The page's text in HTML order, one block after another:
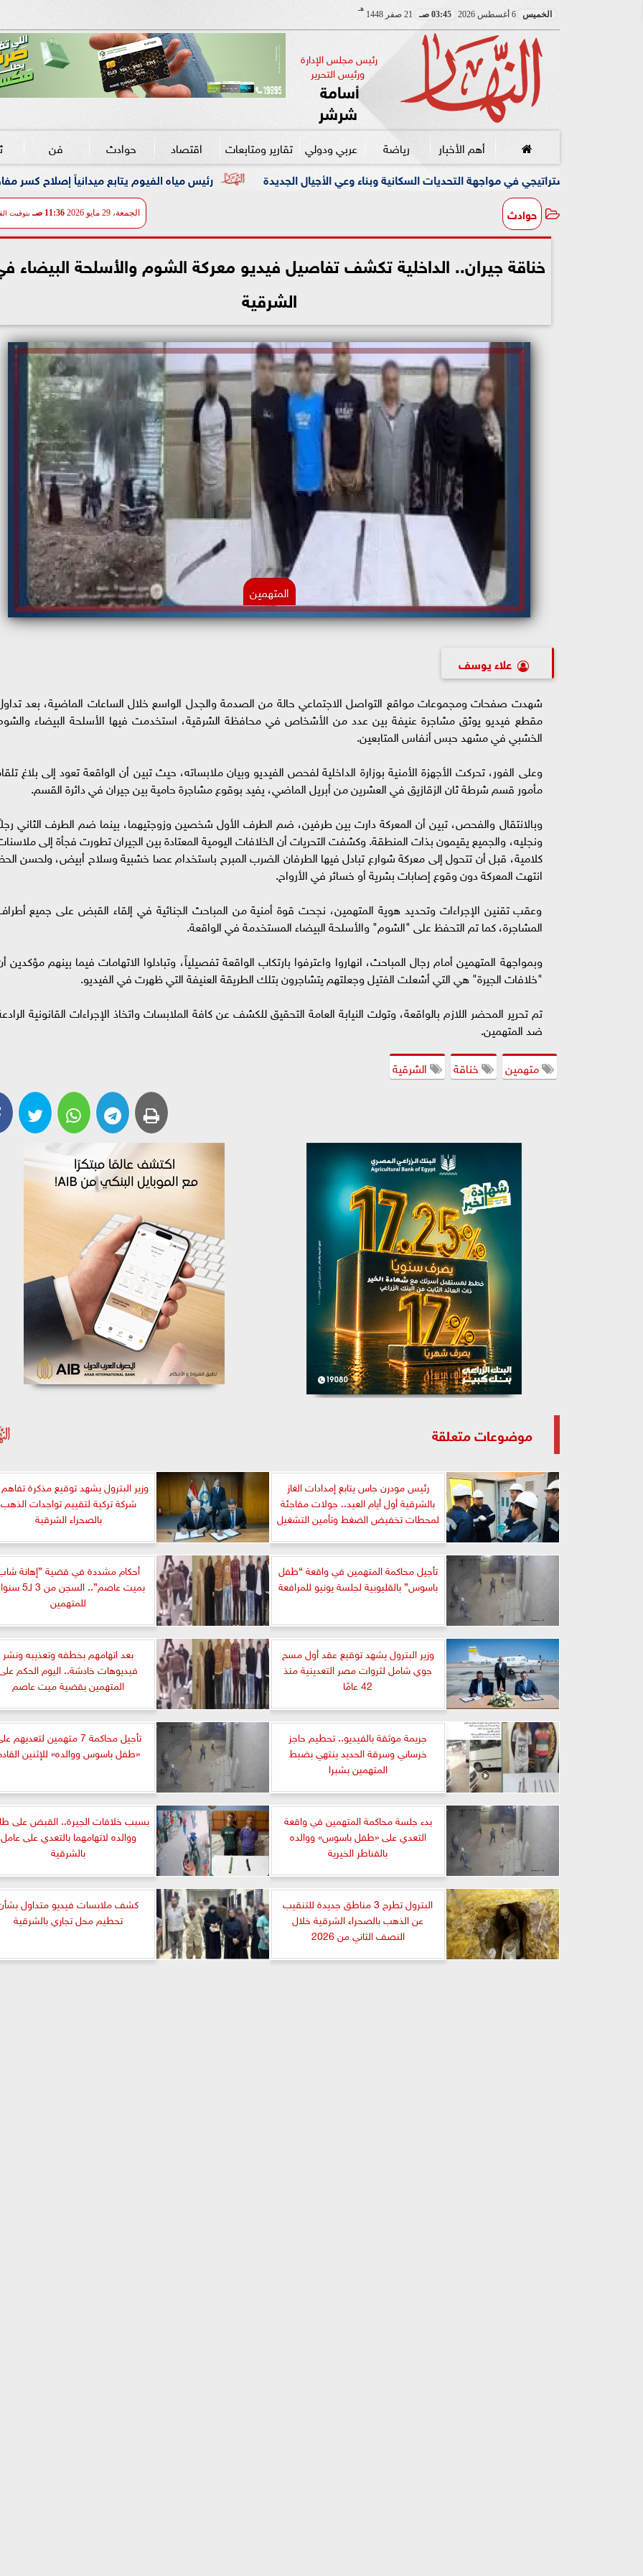
الخميس 6 أغسطس 2026 03:45 صـ 21 صفر 1448
هـ
رئيس مجلس الإدارة
ورئيس التحرير
أسامة
شرشر
أهم الأخبار رياضة عربي ودولي تقارير ومتابعات اقتصاد حوادث فن
رئيس مياه الفيوم يتابع ميدانياً إصلاح كسر مفاجئ بخط مياه رئيسي قطر في مواجهة التحديات السكانية وبناء وعي الأجيال الجديدة
حوادث الجمعة، 29 مايو 2026 11:36 صـ بتوقيت
خناقة جيران.. الداخلية تكشف تفاصيل فيديو معركة الشوم والأسلحة البيضاء
الشرقية
المتهمين
علاء يوسف
شهدت صفحات ومجموعات مواقع التواصل الاجتماعي حالة من الصدمة والجدل الواسع خلال الساعات الماضية، بعد
مقطع فيديو يوثق مشاجرة عنيفة بين عدد من الأشخاص في محافظة الشرقية، استخدمت فيها الأسلحة البيضاء
الخشبي في مشهد حبس أنفاس المتابعين.
وعلى الفور، تحركت الأجهزة الأمنية بوزارة الداخلية لفحص الفيديو وبيان ملابساته، حيث تبين أن الواقعة تعود إلى بلاغ
مأمور قسم شرطة ثان الزقازيق في العشرين من أبريل الماضي، يفيد بوقوع مشاجرة حامية بين جيران في دائرة القسم.
وبالانتقال والفحص، تبين أن المعركة دارت بين طرفين، ضم الطرف الأول شخصين وزوجتيهما، بينما ضم الطرف الثاني
ونجليه، والجميع يقيمون بذات المنطقة. وكشفت التحريات أن الخلافات اليومية المعتادة بين الجيران تطورت فجأة إلى
كلامية، قبل أن تتحول إلى معركة شوارع تبادل فيها الطرفان الضرب المبرح باستخدام عصا خشبية وسلاح أبيض، ولحسن
انتهت المعركة دون وقوع إصابات بشرية أو خسائر في الأرواح.
وعقب تقنين الإجراءات وتحديد هوية المتهمين، نجحت قوة أمنية من المباحث الجنائية في إلقاء القبض على جميع
المشاجرة، كما تم التحفظ على "الشوم" والأسلحة البيضاء المستخدمة في الواقعة.
وبمواجهة المتهمين أمام رجال المباحث، انهاروا واعترفوا بارتكاب الواقعة تفصيلياً، وتبادلوا الاتهامات فيما بينهم مؤكدين
"خلافات الجيرة" هي التي أشعلت الفتيل وجعلتهم يتشاجرون بتلك الطريقة العنيفة التي ظهرت في الفيديو.
تم تحرير المحضر اللازم بالواقعة، وتولت النيابة العامة التحقيق للكشف عن كافة الملابسات واتخاذ الإجراءات القانونية
ضد المتهمين.
متهمين
خناقة الشرقية
موضوعات متعلقة
رئيس مودرن جاس يتابع إمدادات الغاز
بالشرقية أول أيام العيد.. جولات مفاجئة
لمحطات تخفيض الضغط وتأمين التشغيل
وزير البترول يشهد توقيع مذكرة
شركة تركية لتقييم تواجدات الذهب
بالصحراء الشرقية
تأجيل محاكمة المتهمين في واقعة “طفل
باسوس” بالقليوبية لجلسة يونيو للمرافعة
أحكام مشددة في قضية ”إهانة
بميت عاصم”.. السجن
للمتهمين
وزير البترول يشهد توقيع عقد أول مسح
جوي شامل لثروات مصر التعدينية منذ
42 عامًا
بعد اتهامهم بخطفه وتعذيبه ونشر
فيديوهات خادشة.. اليوم الحكم
المتهمين بقضية ميت عاصم
جريمة موثقة بالفيديو.. تحطيم حاجز
خرساني وسرقة الحديد ينتهي بضبط
المتهمين بشبرا
تأجيل محاكمة 7 متهمين لتعديهم
«طفل باسوس ووالده» للإثنين
بدء جلسة محاكمة المتهمين في واقعة
التعدي على «طفل باسوس» ووالده
بالقناطر الخيرية
بسبب خلافات الجيرة.. القبض على
ووالده لاتهامهما بالتعدي على عامل
بالشرقية
البترول تطرح 3 مناطق جديدة للتنقيب
عن الذهب بالصحراء الشرقية خلال
النصف الثاني من 2026
كشف ملابسات فيديو متداول
تحطيم محل تجاري بالشرقية